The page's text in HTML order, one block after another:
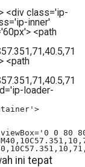
<div class='ip-
inner'
<path
<path
loader-
0 80
ini tepat